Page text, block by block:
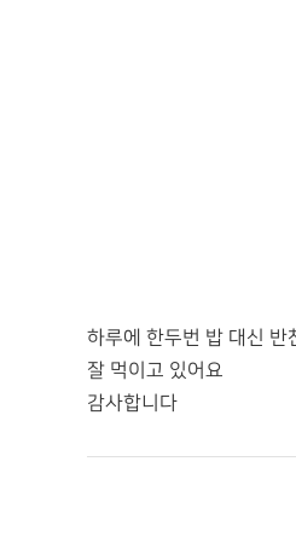
하루에 한두번 밥 대신
잘 먹이고 있어요
감사합니다